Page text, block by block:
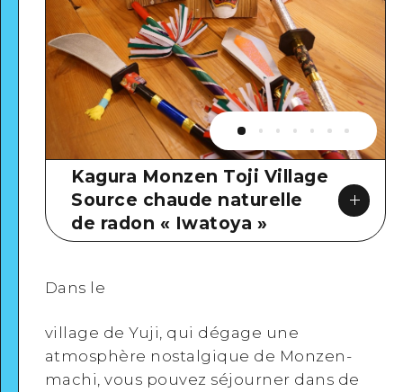
Kagura Monzen Toji Village
Source chaude naturelle
de radon « Iwatoya »
Google Maps
Dans le
village de Yuji, qui dégage une
atmosphère nostalgique de Monzen-
machi, vous pouvez séjourner dans de